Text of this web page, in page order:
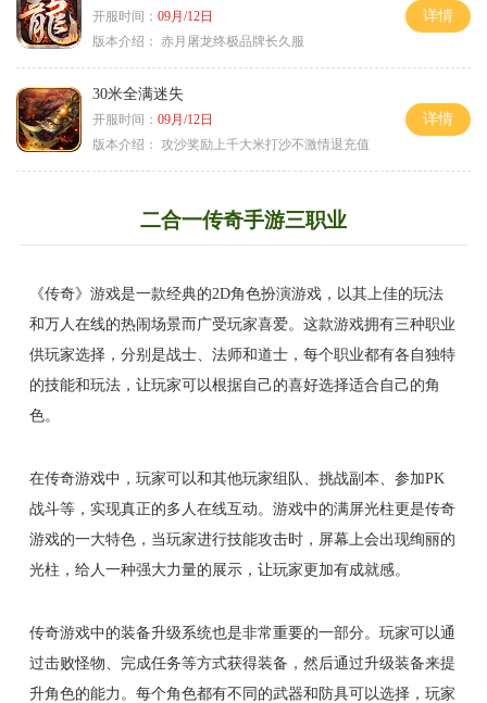
开服时间： 09月/12日
版本介绍： 赤月屠龙终极品牌长久服
详情
30米全满迷失
开服时间： 09月/12日
版本介绍： 攻沙奖励上千大米打沙不激情退充值
详情
二合一传奇手游三职业
《传奇》游戏是一款经典的2D角色扮演游戏，以其上佳的玩法
和万人在线的热闹场景而广受玩家喜爱。这款游戏拥有三种职业
供玩家选择，分别是战士、法师和道士，每个职业都有各自独特
的技能和玩法，让玩家可以根据自己的喜好选择适合自己的角
色。
在传奇游戏中，玩家可以和其他玩家组队、挑战副本、参加PK
战斗等，实现真正的多人在线互动。游戏中的满屏光柱更是传奇
游戏的一大特色，当玩家进行技能攻击时，屏幕上会出现绚丽的
光柱，给人一种强大力量的展示，让玩家更加有成就感。
传奇游戏中的装备升级系统也是非常重要的一部分。玩家可以通
过击败怪物、完成任务等方式获得装备，然后通过升级装备来提
升角色的能力。每个角色都有不同的武器和防具可以选择，玩家